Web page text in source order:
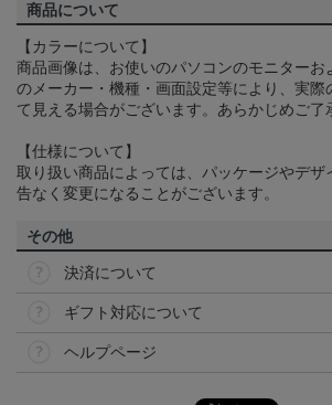
商品について
【カラーについて】
商品画像は、お使いのパソコンのモニターお
のメーカー・機種・画面設定等により、実際
て見える場合がございます。あらかじめご了
【仕様について】
取り扱い商品によっては、パッケージやデザ
告なく変更になることがございます。
その他
決済について
ギフト対応について
ヘルプページ